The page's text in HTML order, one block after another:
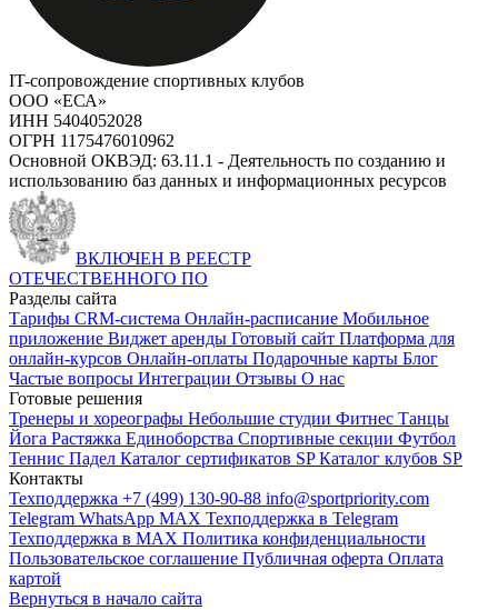
IT-сопровождение спортивных клубов
ООО «ЕСА»
ИНН 5404052028
ОГРН 1175476010962
Основной ОКВЭД: 63.11.1 - Деятельность по созданию и
использованию баз данных и информационных ресурсов
ВКЛЮЧЕН В РЕЕСТР
ОТЕЧЕСТВЕННОГО ПО
Разделы сайта
Тарифы CRM-система Онлайн-расписание Мобильное
приложение Виджет аренды Готовый сайт Платформа для
онлайн-курсов Онлайн-оплаты Подарочные карты Блог
Частые вопросы Интеграции Отзывы О нас
Готовые решения
Тренеры и хореографы Небольшие студии Фитнес Танцы
Йога Растяжка Единоборства Спортивные секции Футбол
Теннис Падел Каталог сертификатов SPКаталог клубов SP
Контакты
Техподдержка +7 (499) 130-90-88 info@sportpriority.com
Telegram WhatsApp MAX Техподдержка в Telegram
Техподдержка в MAX Политика конфиденциальности
Пользовательское соглашение Публичная оферта Оплата
картой
Вернуться в начало сайта